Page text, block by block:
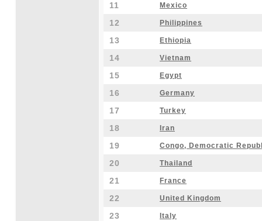
11 Mexico
12 Philippines
13 Ethiopia
14 Vietnam
15 Egypt
16 Germany
17 Turkey
18 Iran
19 Congo, Democratic
20 Thailand
21 France
22 United Kingdom
23 Italy